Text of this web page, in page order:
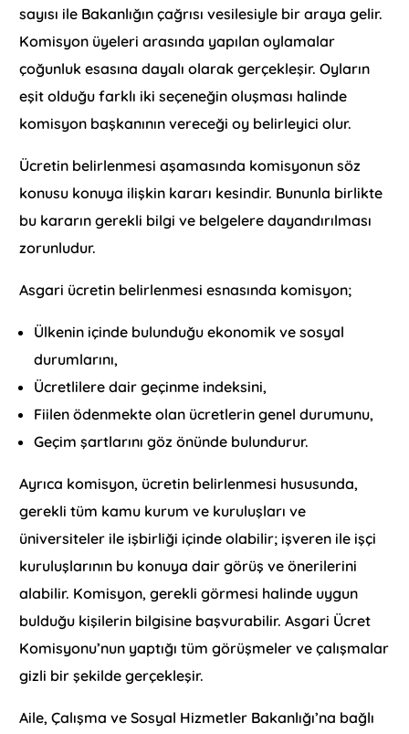
sayısı ile Bakanlığın çağrısı vesilesiyle bir araya gelir.
Komisyon üyeleri arasında yapılan oylamalar
çoğunluk esasına dayalı olarak gerçekleşir. Oyların
eşit olduğu farklı iki seçeneğin oluşması halinde
komisyon başkanının vereceği oy belirleyici olur.
Ücretin belirlenmesi aşamasında komisyonun söz
konusu konuya ilişkin kararı kesindir. Bununla birlikte
bu kararın gerekli bilgi ve belgelere dayandırılması
zorunludur.
Asgari ücretin belirlenmesi esnasında komisyon;
Ülkenin içinde bulunduğu ekonomik ve sosyal
durumlarını,
Ücretlilere dair geçinme indeksini,
Fiilen ödenmekte olan ücretlerin genel durumunu,
Geçim şartlarını göz önünde bulundurur.
Ayrıca komisyon, ücretin belirlenmesi hususunda,
gerekli tüm kamu kurum ve kuruluşları ve
üniversiteler ile işbirliği içinde olabilir; işveren ile işçi
kuruluşlarının bu konuya dair görüş ve önerilerini
alabilir. Komisyon, gerekli görmesi halinde uygun
bulduğu kişilerin bilgisine başvurabilir. Asgari Ücret
Komisyonu’nun yaptığı tüm görüşmeler ve çalışmalar
gizli bir şekilde gerçekleşir.
Aile, Çalışma ve Sosyal Hizmetler Bakanlığı’na bağlı